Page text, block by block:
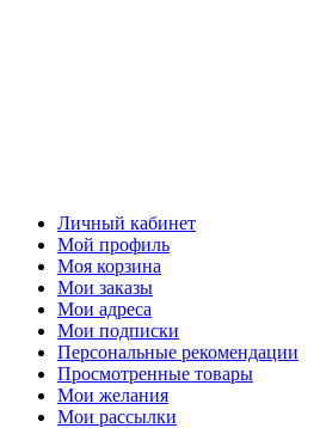
Личный кабинет
Мой профиль
Моя корзина
Мои заказы
Мои адреса
Мои подписки
Персональные рекомендации
Просмотренные товары
Мои желания
Мои рассылки